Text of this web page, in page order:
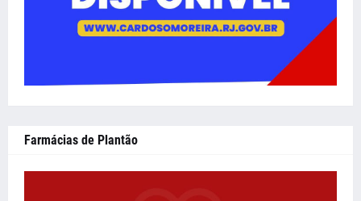
Farmácias de Plantão